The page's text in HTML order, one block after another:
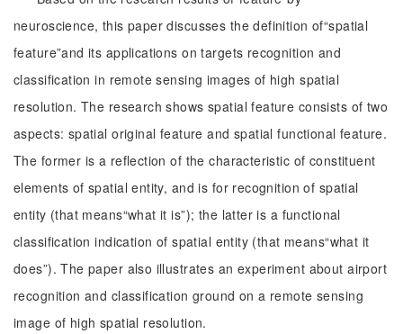
neuroscience, this paper discusses the definition of“spatial
feature”and its applications on targets recognition and
classification in remote sensing images of high spatial
resolution. The research shows spatial feature consists of two
aspects: spatial original feature and spatial functional feature.
The former is a reflection of the characteristic of constituent
elements of spatial entity, and is for recognition of spatial
entity (that means“what it is”); the latter is a functional
classification indication of spatial entity (that means“what it
does”). The paper also illustrates an experiment about airport
recognition and classification ground on a remote sensing
image of high spatial resolution.